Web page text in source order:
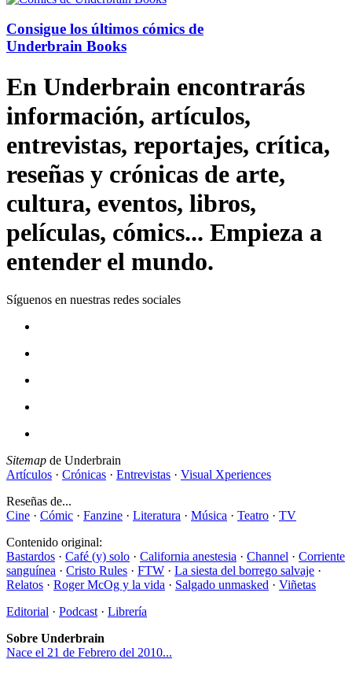
Consigue los últimos cómics de
Underbrain Books
En Underbrain encontrarás
información, artículos,
entrevistas, reportajes, crítica,
reseñas y crónicas de arte,
cultura, eventos, libros,
películas, cómics... Empieza a
entender el mundo.
Síguenos en nuestras redes sociales
Sitemap de Underbrain
Artículos · Crónicas · Entrevistas · Visual Xperiences
Reseñas de...
Cine · Cómic · Fanzine · Literatura · Música · Teatro · TV
Contenido original:
Bastardos · Café (y) solo · California anestesia · Channel · Corriente
sanguínea · Cristo Rules · FTW · La siesta del borrego salvaje ·
Relatos · Roger McOg y la vida · Salgado unmasked · Viñetas
Editorial · Podcast · Librería
Sobre Underbrain
Nace el 21 de Febrero del 2010...